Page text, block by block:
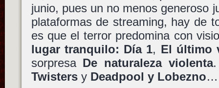
junio, pues un no menos generoso
plataformas de streaming, hay de
es que el terror predomina con
lugar tranquilo: Día 1, El último
sorpresa De naturaleza violenta
Twistersy Deadpool y Lobezno…